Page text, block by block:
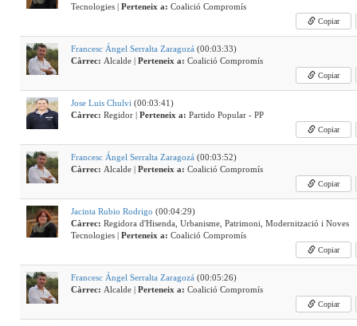
Tecnologies | Perteneix a: Coalició Compromís
Copiar
Francesc Ángel Serralta Zaragozá (00:03:33)
Càrrec: Alcalde | Perteneix a: Coalició Compromís
Copiar
Jose Luis Chulvi (00:03:41)
Càrrec: Regidor | Perteneix a: Partido Popular - PP
Copiar
Francesc Ángel Serralta Zaragozá (00:03:52)
Càrrec: Alcalde | Perteneix a: Coalició Compromís
Copiar
Jacinta Rubio Rodrigo (00:04:29)
Càrrec: Regidora d'Hisenda, Urbanisme, Patrimoni, Modernització i Noves
Tecnologies | Perteneix a: Coalició Compromís
Copiar
Francesc Ángel Serralta Zaragozá (00:05:26)
Càrrec: Alcalde | Perteneix a: Coalició Compromís
Copiar